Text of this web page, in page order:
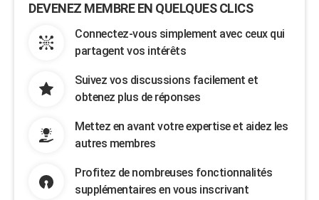
DEVENEZ MEMBRE EN QUELQUES CLICS
Connectez-vous simplement avec ceux qui
partagent vos intérêts
Suivez vos discussions facilement et
obtenez plus de réponses
Mettez en avant votre expertise et aidez les
autres membres
Profitez de nombreuses fonctionnalités
supplémentaires en vous inscrivant